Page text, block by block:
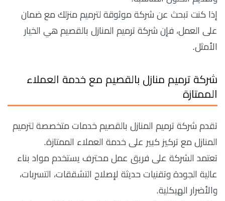
إذا كنت تبحث عن شركة موثوقة لترميم منزلك مع ضمان
على العمل، فإن شركة ترميم المنازل بالقصيم هي الخيار
الأمثل.
شركة ترميم منازل بالقصيم مع خدمة العملاء
الممتازة
تقدم شركة ترميم المنازل بالقصيم خدمات متخصصة لترميم
المنازل مع تركيز كبير على خدمة العملاء الممتازة.
تعتمد الشركة على فريق عمل محترف يستخدم مواد بناء
عالية الجودة وتقنيات حديثة لإصلاح التشققات، التسربات،
والأضرار الهيكلية.